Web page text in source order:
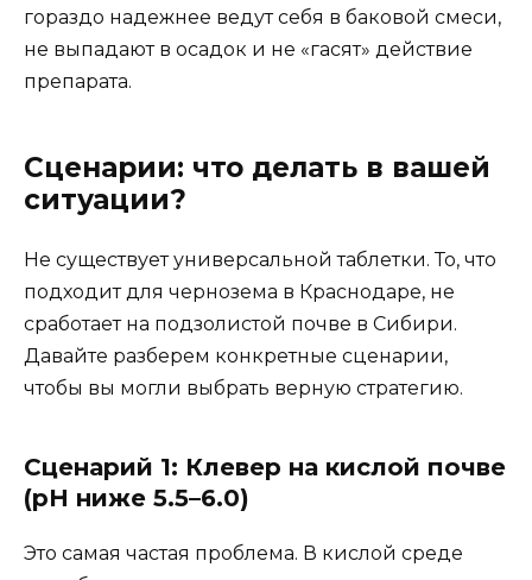
гораздо надежнее ведут себя в баковой смеси,
не выпадают в осадок и не «гасят» действие
препарата.
Сценарии: что делать в вашей
ситуации?
Не существует универсальной таблетки. То, что
подходит для чернозема в Краснодаре, не
сработает на подзолистой почве в Сибири.
Давайте разберем конкретные сценарии,
чтобы вы могли выбрать верную стратегию.
Сценарий 1: Клевер на кислой почве
(pH ниже 5.5–6.0)
Это самая частая проблема. В кислой среде